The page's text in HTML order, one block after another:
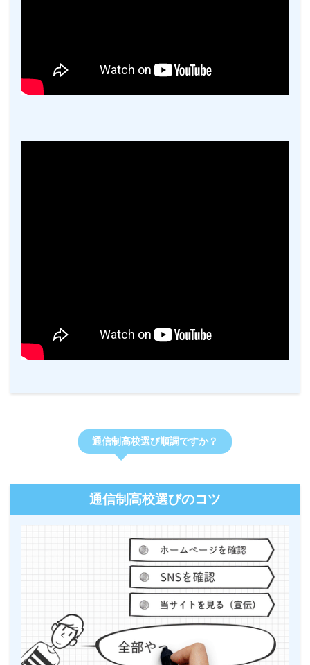
通信制高校選び順調ですか？
通信制高校選びのコツ